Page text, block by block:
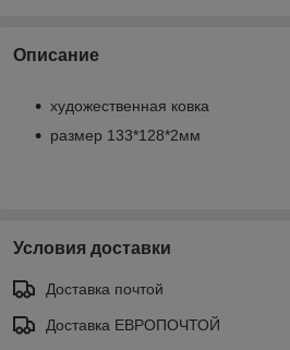
Описание
художественная ковка
размер 133*128*2мм
Условия доставки
Доставка почтой
Доставка ЕВРОПОЧТОЙ